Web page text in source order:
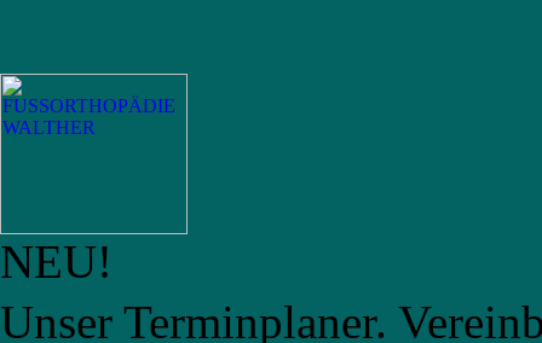
NEU!
Unser Terminplaner.